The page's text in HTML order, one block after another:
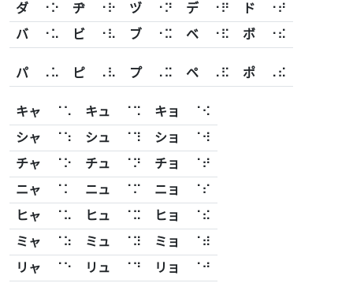
ダ
⠐⠕ ヂ ⠐⠗ ヅ ⠐⠝ デ ⠐⠟ ド
⠐⠞
バ
⠐⠥ ビ ⠐⠧ ブ ⠐⠭ ベ ⠐⠯ ボ ⠐⠮
パ ⠠⠥ ピ ⠠⠧ プ ⠠⠭ ペ ⠠⠯ ポ ⠠⠮
キャ ⠈⠡ キュ ⠈⠩ キョ
⠈⠪
シャ
⠈⠱ シュ ⠈⠹ ショ
⠈⠺
チャ
⠈⠕ チュ ⠈⠝ チョ
⠈⠞
ニャ
⠈⠅ ニュ ⠈⠍ ニョ
⠈⠎
ヒャ
⠈⠥ ヒュ ⠈⠭ ヒョ
⠈⠮
ミャ
⠈⠵ ミュ ⠈⠽ ミョ
⠈⠾
リャ
⠈⠑ リュ ⠈⠙ リョ ⠈⠚